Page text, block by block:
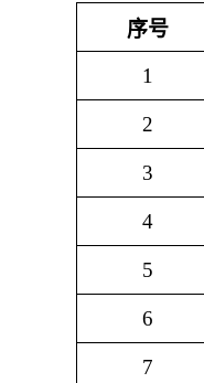
序号
1
2
3
4
5
6
7